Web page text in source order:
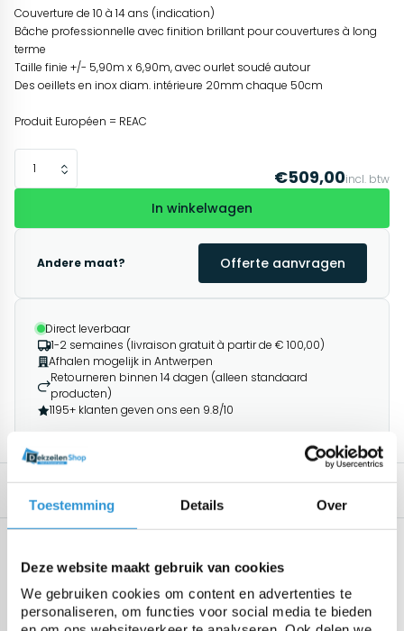
Toestemming Details Over
Deze website maakt gebruik van cookies
We gebruiken cookies om content en advertenties te
personaliseren, om functies voor social media te bieden
Couverture de 10 à 14 ans (indication)
Bâche professionnelle avec finition brillant pour couvertures à long
terme
Taille finie +/- 5,90m x 6,90m, avec ourlet soudé autour
Des oeillets en inox diam. intérieure 20mm chaque 50cm
Produit Européen = REAC
€509,00incl. btw
In winkelwagen
Andere maat? Offerte aanvragen
Direct leverbaar
1-2 semaines (livraison gratuit à partir de € 100,00)
Afhalen mogelijk in Antwerpen
Retourneren binnen 14 dagen (alleen standaard
producten)
1195+ klanten geven ons een 9.8/10
Geen specificaties beschikbaar.